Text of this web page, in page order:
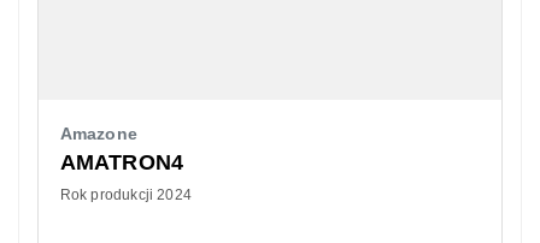
Amazone
AMATRON4
Rok produkcji 2024